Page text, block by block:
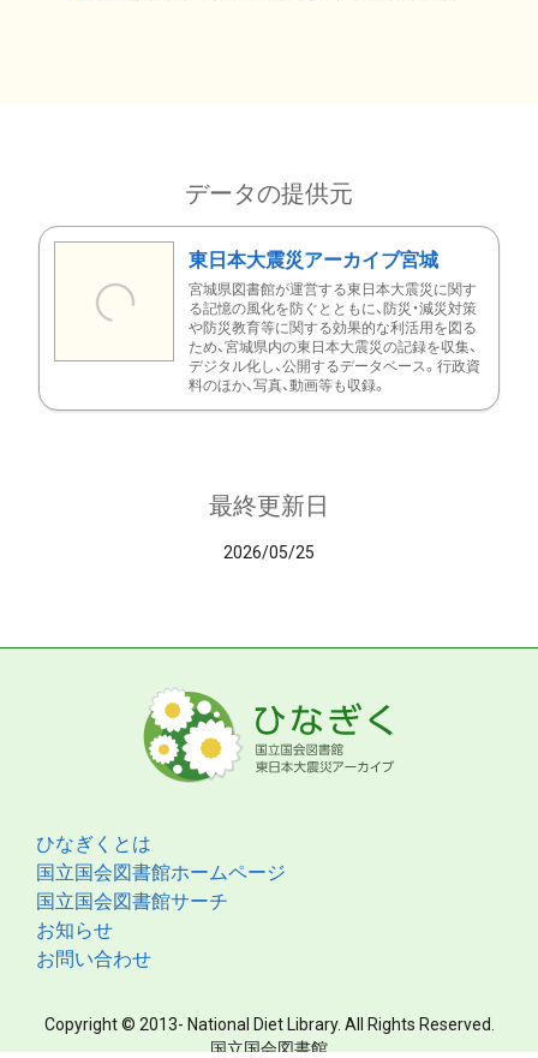
データの提供元
東日本大震災アーカイブ宮城
宮城県図書館が運営する東日本大震災に関す
る記憶の風化を防ぐとともに、防災・減災対策
や防災教育等に関する効果的な利活用を図る
ため、宮城県内の東日本大震災の記録を収集、
デジタル化し、公開するデータベース。行政資
料のほか、写真、動画等も収録。
最終更新日
2026/05/25
ひなぎくとは
国立国会図書館ホームページ
国立国会図書館サーチ
お知らせ
お問い合わせ
Copyright © 2013- National Diet Library. All Rights Reserved.